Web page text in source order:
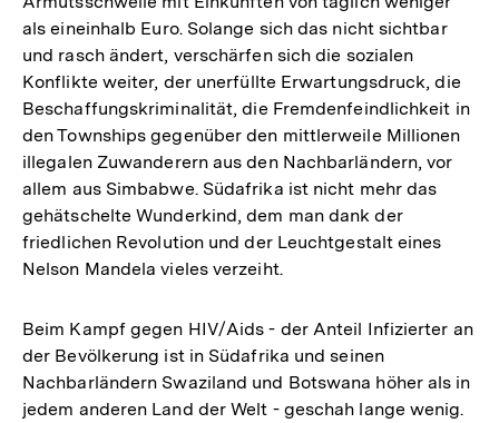
als eineinhalb Euro. Solange sich das nicht sichtbar
und rasch ändert, verschärfen sich die sozialen
Konflikte weiter, der unerfüllte Erwartungsdruck, die
Beschaffungskriminalität, die Fremdenfeindlichkeit in
den Townships gegenüber den mittlerweile Millionen
illegalen Zuwanderern aus den Nachbarländern, vor
allem aus Simbabwe. Südafrika ist nicht mehr das
gehätschelte Wunderkind, dem man dank der
friedlichen Revolution und der Leuchtgestalt eines
Nelson Mandela vieles verzeiht.
Beim Kampf gegen HIV/Aids - der Anteil Infizierter an
der Bevölkerung ist in Südafrika und seinen
Nachbarländern Swaziland und Botswana höher als in
jedem anderen Land der Welt - geschah lange wenig.